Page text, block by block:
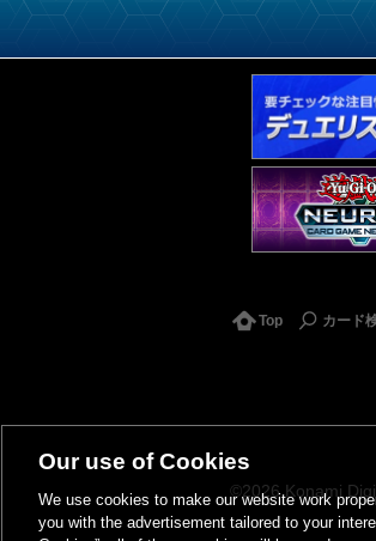
Top カード
©2026 Konami
Our use of Cookies
We use cookies to make our website work
you with the advertisement tailored to your